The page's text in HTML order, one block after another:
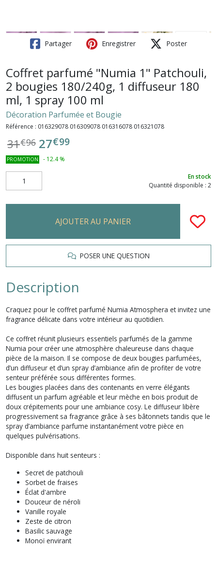
Partager Enregistrer Poster
Coffret parfumé "Numia 1" Patchouli,
2 bougies 180/240g, 1 diffuseur 180
ml, 1 spray 100 ml
Décoration Parfumée et Bougie
Référence : 016329078 016309078 016316078 016321078
31€96 27€99
PROMOTION - 12.4 %
En stock
Quantité disponible : 2
AJOUTER AU PANIER
POSER UNE QUESTION
Description
Craquez pour le coffret parfumé Numia Atmosphera et invitez une
fragrance délicate dans votre intérieur au quotidien.
Ce coffret réunit plusieurs essentiels parfumés de la gamme
Numia pour créer une atmosphère chaleureuse dans chaque
pièce de la maison. Il se compose de deux bougies parfumées,
d’un diffuseur et d’un spray d’ambiance afin de profiter de votre
senteur préférée sous différentes formes.
Les bougies placées dans des contenants en verre élégants
diffusent un parfum agréable et leur mèche en bois produit de
doux crépitements pour une ambiance cosy. Le diffuseur libère
progressivement sa fragrance grâce à ses bâtonnets tandis que le
spray d’ambiance parfume instantanément votre pièce en
quelques pulvérisations.
Disponible dans huit senteurs :
Secret de patchouli
Sorbet de fraises
Éclat d'ambre
Douceur de néroli
Vanille royale
Zeste de citron
Basilic sauvage
Monoï envirant